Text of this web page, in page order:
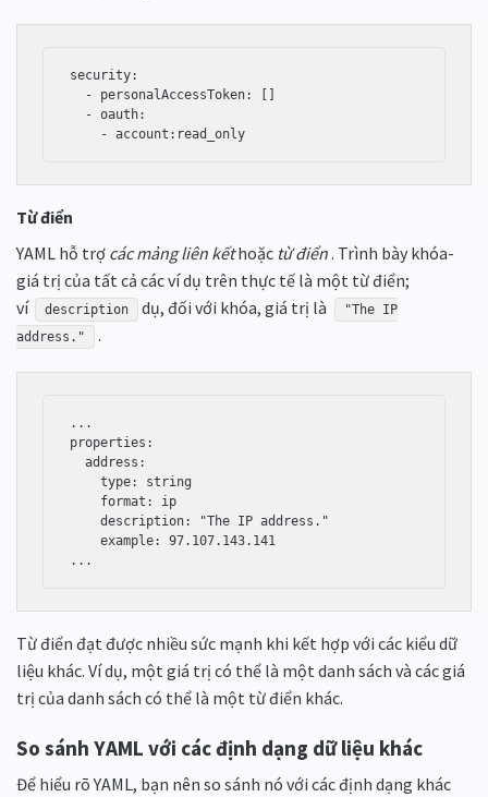
security:
    - account:read_only
Từ điển
YAML hỗ trợ các mảng liên kếthoặc từ điển. Trình bày khóa-
giá trị của tất cả các ví dụ trên thực tế là một từ điển;
ví
description dụ, đối với khóa, giá trị là
"The IP
address."
.
...
properties:
  address:
    type: string
    description: "The IP address."
    example: 97.107.143.141
...
Từ điển đạt được nhiều sức mạnh khi kết hợp với các kiểu dữ
liệu khác. Ví dụ, một giá trị có thể là một danh sách và các giá
trị của danh sách có thể là một từ điển khác.
So sánh YAML với các định dạng dữ liệu khác
Để hiểu rõ YAML, bạn nên so sánh nó với các định dạng khác